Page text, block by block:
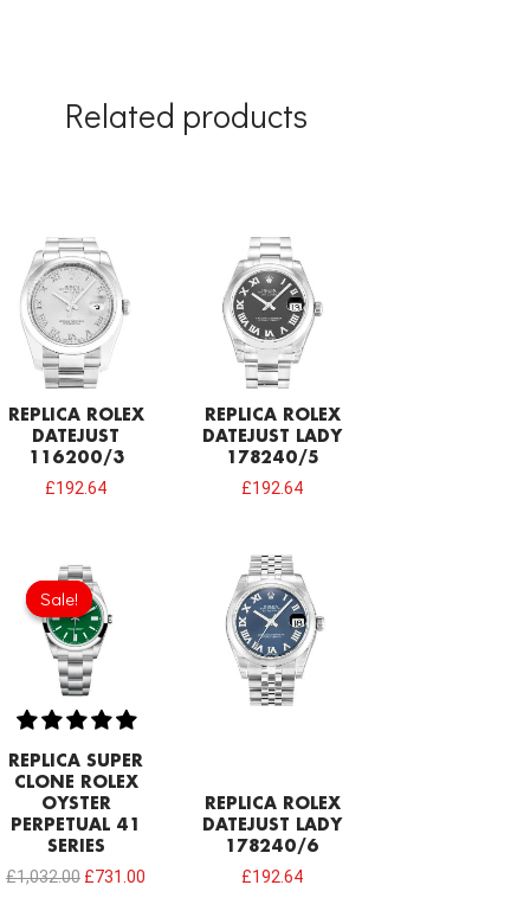
Related products
REPLICA ROLEX
DATEJUST
116200/3
£192.64
REPLICA ROLEX
DATEJUST LADY
178240/5
£192.64
Sale!
Sale!
REPLICA SUPER
CLONE ROLEX
OYSTER
PERPETUAL 41
SERIES
£1,032.00
Original
price
was:
£1,032.00.
£731.00
REPLICA ROLEX
DATEJUST LADY
178240/6
£192.64